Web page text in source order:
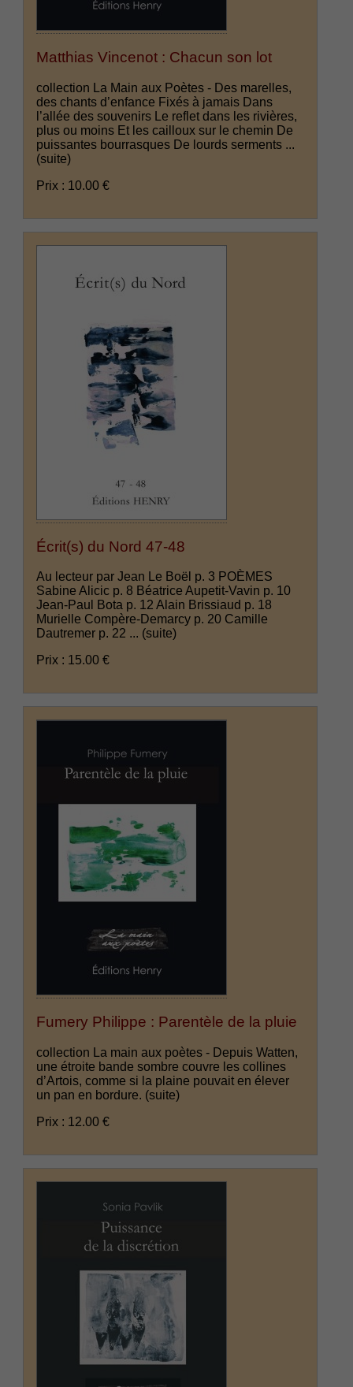
Matthias Vincenot : Chacun son lot
collection La Main aux Poètes - Des marelles,
des chants d’enfance Fixés à jamais Dans
l’allée des souvenirs Le reflet dans les rivières,
plus ou moins Et les cailloux sur le chemin De
puissantes bourrasques De lourds serments ...
(suite)
Prix : 10.00 €
Écrit(s) du Nord 47-48
Au lecteur par Jean Le Boël p. 3 POÈMES
Sabine Alicic p. 8 Béatrice Aupetit-Vavin p. 10
Jean-Paul Bota p. 12 Alain Brissiaud p. 18
Murielle Compère-Demarcy p. 20 Camille
Dautremer p. 22 ... (suite)
Prix : 15.00 €
Fumery Philippe : Parentèle de la pluie
collection La main aux poètes - Depuis Watten,
une étroite bande sombre couvre les collines
d’Artois, comme si la plaine pouvait en élever
un pan en bordure. (suite)
Prix : 12.00 €